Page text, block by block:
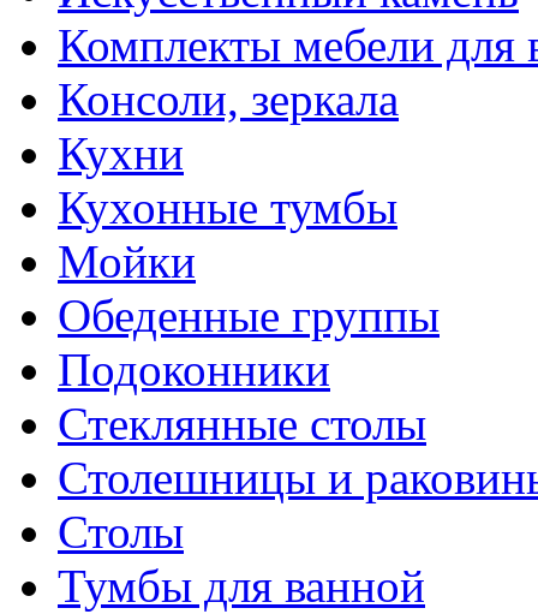
Комплекты мебели для
Консоли, зеркала
Кухни
Кухонные тумбы
Мойки
Обеденные группы
Подоконники
Стеклянные столы
Столешницы и
Столы
Тумбы для ванной